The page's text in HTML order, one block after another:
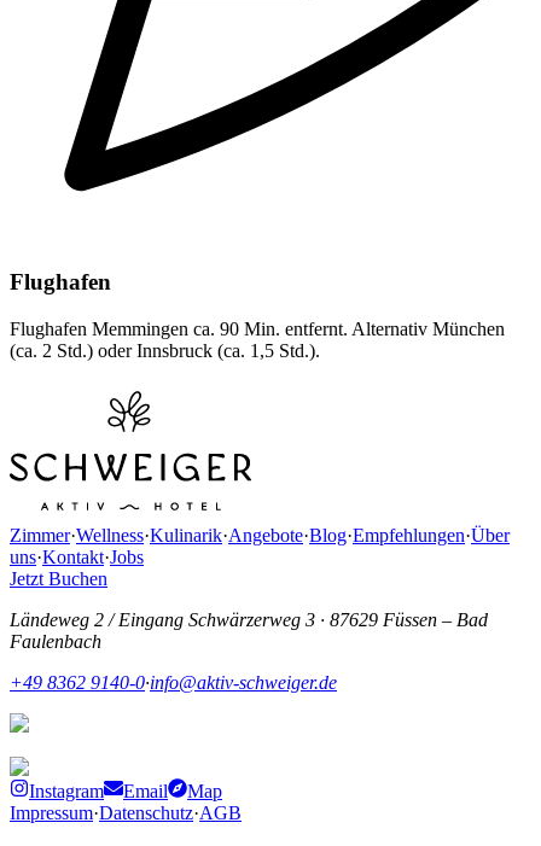
Flughafen
Flughafen Memmingen ca. 90 Min. entfernt. Alternativ München
(ca. 2 Std.) oder Innsbruck (ca. 1,5 Std.).
Zimmer·Wellness·Kulinarik·Angebote·Blog·Empfehlungen·Über
uns·Kontakt·Jobs
Jetzt Buchen
Ländeweg 2 / Eingang Schwärzerweg 3 · 87629 Füssen – Bad
Faulenbach
+49 8362 9140-0·info@aktiv-schweiger.de
Instagram Email
Map
Impressum·Datenschutz·AGB